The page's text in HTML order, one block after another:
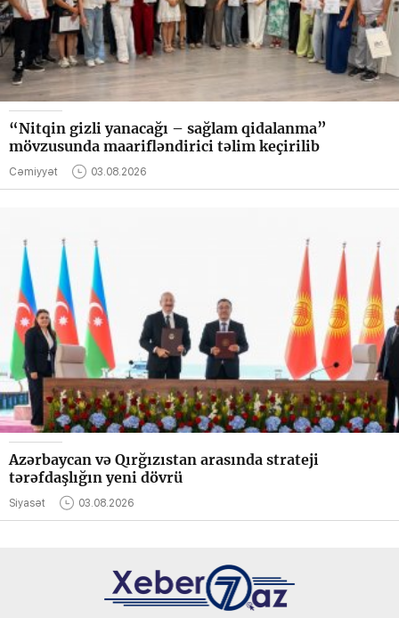
“Nitqin gizli yanacağı – sağlam qidalanma”
mövzusunda maarifləndirici təlim keçirilib
Cəmiyyət 03.08.2026
Azərbaycan və Qırğızıstan arasında strateji
tərəfdaşlığın yeni dövrü
Siyasət 03.08.2026